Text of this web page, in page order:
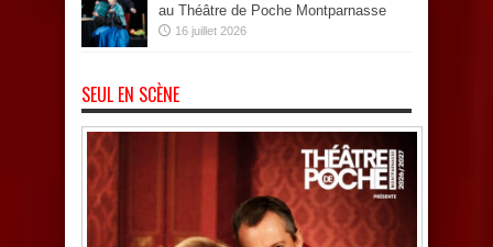
au Théâtre de Poche Montparnasse
16 juillet 2026
SEUL EN SCÈNE